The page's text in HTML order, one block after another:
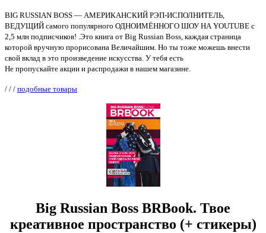
BIG RUSSIAN BOSS — АМЕРИКАНСКИЙ РЭП-ИСПОЛНИТЕЛЬ,
ВЕДУЩИЙ самого популярного ОДНОИМЁННОГО ШОУ НА YOUTUBE с
2,5 млн подписчиков! .Это книга от Big Russian Boss, каждая страница
которой вручную прорисована Величайшим. Но ты тоже можешь внести
свой вклад в это произведение искусства. У тебя есть
Не пропускайте акции и распродажи в нашем магазине.
/ / / подобные товары
Big Russian Boss BRBook. Твое
креативное пространство (+ стикеры)